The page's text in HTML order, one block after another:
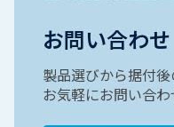
お問い合わせ
製品選びから据付
お気軽にお問い合わ